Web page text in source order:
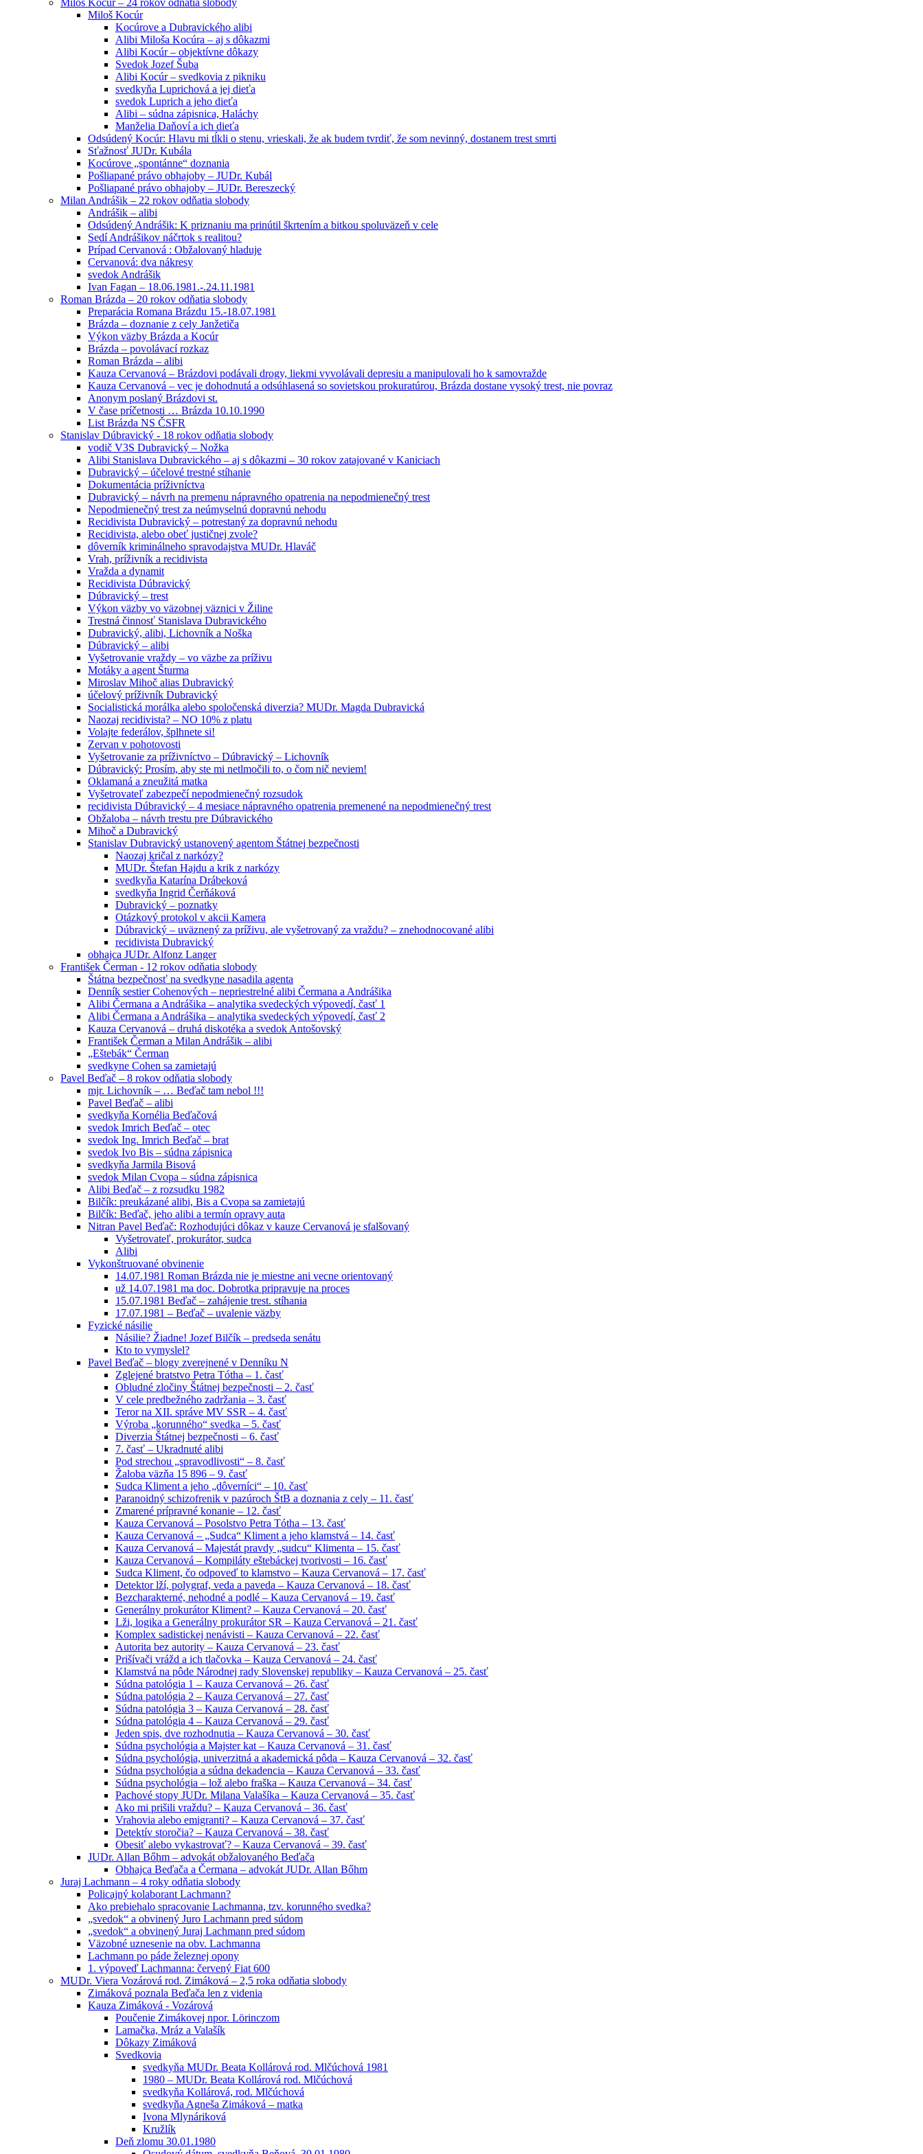
Miloš Kocúr
Kocúrove a Dubravického alibi
Alibi Miloša Kocúra – aj s dôkazmi
Alibi Kocúr – objektívne dôkazy
Svedok Jozef Šuba
Alibi Kocúr – svedkovia z pikniku
svedkyňa Luprichová a jej dieťa
svedok Luprich a jeho dieťa
Alibi – súdna zápisnica, Haláchy
Manželia Daňoví a ich dieťa
Odsúdený Kocúr: Hlavu mi tĺkli o stenu, vrieskali, že ak budem tvrdiť, že som nevinný, dostanem trest smrti
Sťažnosť JUDr. Kubála
Kocúrove „spontánne“ doznania
Pošliapané právo obhajoby – JUDr. Kubál
Pošliapané právo obhajoby – JUDr. Bereszecký
Milan Andrášik – 22 rokov odňatia slobody
Andrášik – alibi
Odsúdený Andrášik: K priznaniu ma prinútil škrtením a bitkou spoluväzeň v cele
Sedí Andrášikov náčrtok s realitou?
Prípad Cervanová : Obžalovaný hladuje
Cervanová: dva nákresy
svedok Andrášik
Ivan Fagan – 18.06.1981.-.24.11.1981
Roman Brázda – 20 rokov odňatia slobody
Preparácia Romana Brázdu 15.-18.07.1981
Brázda – doznanie z cely Janžetiča
Výkon väzby Brázda a Kocúr
Brázda – povolávací rozkaz
Roman Brázda – alibi
Kauza Cervanová – Brázdovi podávali drogy, liekmi vyvolávali depresiu a manipulovali ho k samovražde
Kauza Cervanová – vec je dohodnutá a odsúhlasená so sovietskou prokuratúrou, Brázda dostane vysoký trest, nie povraz
Anonym poslaný Brázdovi st.
V čase príčetnosti … Brázda 10.10.1990
List Brázda NS ČSFR
Stanislav Dúbravický - 18 rokov odňatia slobody
vodič V3S Dubravický – Nožka
Alibi Stanislava Dubravického – aj s dôkazmi – 30 rokov zatajované v Kaniciach
Dubravický – účelové trestné stíhanie
Dokumentácia príživníctva
Dubravický – návrh na premenu nápravného opatrenia na nepodmienečný trest
Nepodmienečný trest za neúmyselnú dopravnú nehodu
Recidivista Dubravický – potrestaný za dopravnú nehodu
Recidivista, alebo obeť justičnej zvole?
dôverník kriminálneho spravodajstva MUDr. Hlaváč
Vrah, príživník a recidivista
Vražda a dynamit
Recidivista Dúbravický
Dúbravický – trest
Výkon väzby vo väzobnej väznici v Žiline
Trestná činnosť Stanislava Dubravického
Dubravický, alibi, Lichovník a Noška
Dúbravický – alibi
Vyšetrovanie vraždy – vo väzbe za príživu
Motáky a agent Šturma
Miroslav Mihoč alias Dubravický
účelový príživník Dubravický
Socialistická morálka alebo spoločenská diverzia? MUDr. Magda Dubravická
Naozaj recidivista? – NO 10% z platu
Volajte federálov, šplhnete si!
Zervan v pohotovosti
Vyšetrovanie za príživníctvo – Dúbravický – Lichovník
Dúbravický: Prosím, aby ste mi netlmočili to, o čom nič neviem!
Oklamaná a zneužitá matka
Vyšetrovateľ zabezpečí nepodmienečný rozsudok
recidivista Dúbravický – 4 mesiace nápravného opatrenia premenené na nepodmienečný trest
Obžaloba – návrh trestu pre Dúbravického
Mihoč a Dubravický
Stanislav Dubravický ustanovený agentom Štátnej bezpečnosti
Naozaj kričal z narkózy?
MUDr. Štefan Hajdu a krik z narkózy
svedkyňa Katarína Drábeková
svedkyňa Ingrid Čerňáková
Dubravický – poznatky
Otázkový protokol v akcii Kamera
Dúbravický – uväznený za príživu, ale vyšetrovaný za vraždu? – znehodnocované alibi
recidivista Dubravický
obhajca JUDr. Alfonz Langer
František Čerman - 12 rokov odňatia slobody
Štátna bezpečnosť na svedkyne nasadila agenta
Denník sestier Cohenových – nepriestrelné alibi Čermana a Andrášika
Alibi Čermana a Andrášika – analytika svedeckých výpovedí, časť 1
Alibi Čermana a Andrášika – analytika svedeckých výpovedí, časť 2
Kauza Cervanová – druhá diskotéka a svedok Antošovský
František Čerman a Milan Andrášik – alibi
„Eštebák“ Čerman
svedkyne Cohen sa zamietajú
Pavel Beďač – 8 rokov odňatia slobody
mjr. Lichovník – … Beďač tam nebol !!!
Pavel Beďač – alibi
svedkyňa Kornélia Beďačová
svedok Imrich Beďač – otec
svedok Ing. Imrich Beďač – brat
svedok Ivo Bis – súdna zápisnica
svedkyňa Jarmila Bisová
svedok Milan Cvopa – súdna zápisnica
Alibi Beďač – z rozsudku 1982
Bilčík: preukázané alibi, Bis a Cvopa sa zamietajú
Bilčík: Beďač, jeho alibi a termín opravy auta
Nitran Pavel Beďač: Rozhodujúci dôkaz v kauze Cervanová je sfalšovaný
Vyšetrovateľ, prokurátor, sudca
Alibi
Vykonštruované obvinenie
14.07.1981 Roman Brázda nie je miestne ani vecne orientovaný
už 14.07.1981 ma doc. Dobrotka pripravuje na proces
15.07.1981 Beďač – zahájenie trest. stíhania
17.07.1981 – Beďač – uvalenie väzby
Fyzické násilie
Násilie? Žiadne! Jozef Bilčík – predseda senátu
Kto to vymyslel?
Pavel Beďač – blogy zverejnené v Denníku N
Zglejené bratstvo Petra Tótha – 1. časť
Obludné zločiny Štátnej bezpečnosti – 2. časť
V cele predbežného zadržania – 3. časť
Teror na XII. správe MV SSR – 4. časť
Výroba „korunného“ svedka – 5. časť
Diverzia Štátnej bezpečnosti – 6. časť
7. časť – Ukradnuté alibi
Pod strechou „spravodlivosti“ – 8. časť
Žaloba väzňa 15 896 – 9. časť
Sudca Kliment a jeho „dôverníci“ – 10. časť
Paranoidný schizofrenik v pazúroch ŠtB a doznania z cely – 11. časť
Zmarené prípravné konanie – 12. časť
Kauza Cervanová – Posolstvo Petra Tótha – 13. časť
Kauza Cervanová – „Sudca“ Kliment a jeho klamstvá – 14. časť
Kauza Cervanová – Majestát pravdy „sudcu“ Klimenta – 15. časť
Kauza Cervanová – Kompiláty eštebáckej tvorivosti – 16. časť
Sudca Kliment, čo odpoveď to klamstvo – Kauza Cervanová – 17. časť
Detektor lží, polygraf, veda a paveda – Kauza Cervanová – 18. časť
Bezcharakterné, nehodné a podlé – Kauza Cervanová – 19. časť
Generálny prokurátor Kliment? – Kauza Cervanová – 20. časť
Lži, logika a Generálny prokurátor SR – Kauza Cervanová – 21. časť
Komplex sadistickej nenávisti – Kauza Cervanová – 22. časť
Autorita bez autority – Kauza Cervanová – 23. časť
Prišívači vrážd a ich tlačovka – Kauza Cervanová – 24. časť
Klamstvá na pôde Národnej rady Slovenskej republiky – Kauza Cervanová – 25. časť
Súdna patológia 1 – Kauza Cervanová – 26. časť
Súdna patológia 2 – Kauza Cervanová – 27. časť
Súdna patológia 3 – Kauza Cervanová – 28. časť
Súdna patológia 4 – Kauza Cervanová – 29. časť
Jeden spis, dve rozhodnutia – Kauza Cervanová – 30. časť
Súdna psychológia a Majster kat – Kauza Cervanová – 31. časť
Súdna psychológia, univerzitná a akademická pôda – Kauza Cervanová – 32. časť
Súdna psychológia a súdna dekadencia – Kauza Cervanová – 33. časť
Súdna psychológia – lož alebo fraška – Kauza Cervanová – 34. časť
Pachové stopy JUDr. Milana Valašíka – Kauza Cervanová – 35. časť
Ako mi prišili vraždu? – Kauza Cervanová – 36. časť
Vrahovia alebo emigranti? – Kauza Cervanová – 37. časť
Detektív storočia? – Kauza Cervanová – 38. časť
Obesiť alebo vykastrovať? – Kauza Cervanová – 39. časť
JUDr. Allan Bőhm – advokát obžalovaného Beďača
Obhajca Beďača a Čermana – advokát JUDr. Allan Bőhm
Juraj Lachmann – 4 roky odňatia slobody
Policajný kolaborant Lachmann?
Ako prebiehalo spracovanie Lachmanna, tzv. korunného svedka?
„svedok“ a obvinený Juro Lachmann pred súdom
„svedok“ a obvinený Juraj Lachmann pred súdom
Väzobné uznesenie na obv. Lachmanna
Lachmann po páde železnej opony
1. výpoveď Lachmanna: červený Fiat 600
MUDr. Viera Vozárová rod. Zimáková – 2,5 roka odňatia slobody
Zimáková poznala Beďača len z videnia
Kauza Zimáková - Vozárová
Poučenie Zimákovej npor. Lörinczom
Lamačka, Mráz a Valašík
Dôkazy Zimáková
Svedkovia
svedkyňa MUDr. Beata Kollárová rod. Mlčúchová 1981
1980 – MUDr. Beata Kollárová rod. Mlčúchová
svedkyňa Kollárová, rod. Mlčúchová
svedkyňa Agneša Zimáková – matka
Ivona Mlynáriková
Kružlík
Deň zlomu 30.01.1980